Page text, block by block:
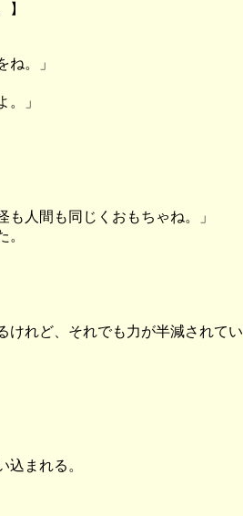
。」
」
人間も同じくおもちゃね。」
れど、それでも力が半減されてい
まれる。